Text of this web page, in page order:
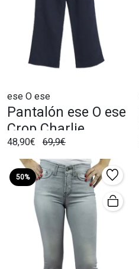
ese O ese
Pantalón ese O ese
Crop Charlie
Marino
48,90€ 69,9€
50%